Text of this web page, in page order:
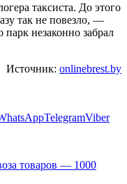
таксиста. До этого
так не повезло, —
незаконно забрал
Источник: onlinebrest.by
TelegramViber
товаров — 1000